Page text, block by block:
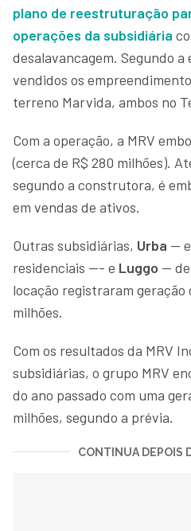
plano de reestruturação
operações da subsidiária
desalavancagem. Segundo a
vendidos os
terreno Marvida, ambos no
Com a operação, a MRV
(cerca de R$ 280 milhões).
segundo a construtora, é
em vendas de ativos.
Outras subsidiárias, Urba —
residenciais —- e Luggo —
locação registraram geração
milhões.
Com os resultados da MRV
subsidiárias, o grupo MRV
do ano passado com uma
milhões, segundo a prévia.
CONTINUA DEPOIS